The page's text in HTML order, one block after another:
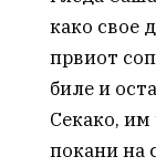
како свое
првиот
биле и
Секако, им
покани на